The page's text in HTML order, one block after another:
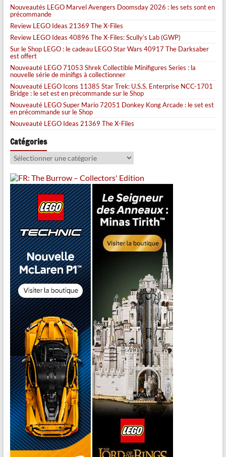
Nouveautés LEGO Marvel Avengers Doomsday 2026 : les sets sont en
précommande
Review LEGO Ideas 21369 The X-Files
Review LEGO Ideas 40896 The X-Files: Scully’s Lab (GWP)
Sur le Shop LEGO : le cadeau LEGO Star Wars 40917 The Darksaber
est offert
Nouveauté LEGO 71053 Shrek Collectible Minifigures Series : la
nouvelle série de minifigs à collectionner
Nouveauté LEGO Icons 11385 Star Trek: U.S.S. Enterprise NCC-1701
Bridge : le set est en précommande sur le Shop
Nouveauté LEGO Super Mario 72051 Donkey Kong Arcade : le set est
en précommande sur le Shop
Nouveauté LEGO Ideas 21369 The X-Files
Catégories
Catégories